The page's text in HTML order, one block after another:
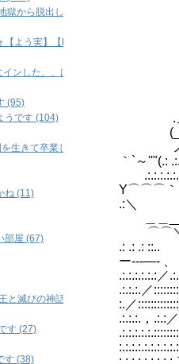
／
/
(
(__
ノ
｀`
.:
＿＿
.: .: .:
ー---
.:.:.:.
:.／
獄から脱出したいそうです (138)
【よう実】【R-18】 (122)
インした、、はず…… (105)
(95)
うです (104)
生きて卒業したいようです (79)
ね (11)
部屋 (67)
と滅びの神話- (518)
す (27)
す (38)